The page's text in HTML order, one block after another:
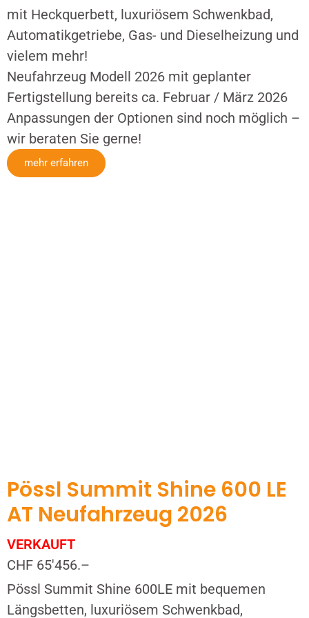
mit Heckquerbett, luxuriösem Schwenkbad,
Automatikgetriebe, Gas- und Dieselheizung und
vielem mehr!
Neufahrzeug Modell 2026 mit geplanter
Fertigstellung bereits ca. Februar / März 2026
Anpassungen der Optionen sind noch möglich –
wir beraten Sie gerne!
mehr erfahren
Pössl Summit Shine 600 LE
AT Neufahrzeug 2026
VERKAUFT
CHF 65'456.–
Pössl Summit Shine 600LE mit bequemen
Längsbetten, luxuriösem Schwenkbad,